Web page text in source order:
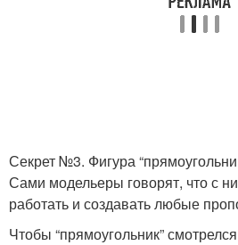
Секрет №3. Фигура
Сами модельеры говорят, что с
работать и создавать любые
Чтобы “прямоугольник”